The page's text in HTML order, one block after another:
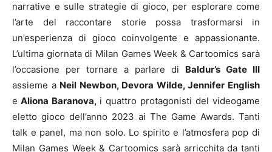
narrative e sulle strategie di gioco, per esplorare come
l’arte del raccontare storie possa trasformarsi in
un’esperienza di gioco coinvolgente e appassionante.
L’ultima giornata di Milan Games Week & Cartoomics sarà
l’occasione per tornare a parlare di Baldur’s Gate III
assieme a Neil Newbon, Devora Wilde, Jennifer English
e Aliona Baranova, i quattro protagonisti del videogame
eletto gioco dell’anno 2023 ai The Game Awards. Tanti
talk e panel, ma non solo. Lo spirito e l’atmosfera pop di
Milan Games Week & Cartoomics sarà arricchita da tanti